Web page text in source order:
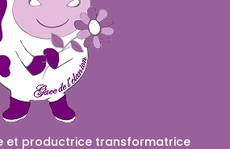
et productrice transformatrice